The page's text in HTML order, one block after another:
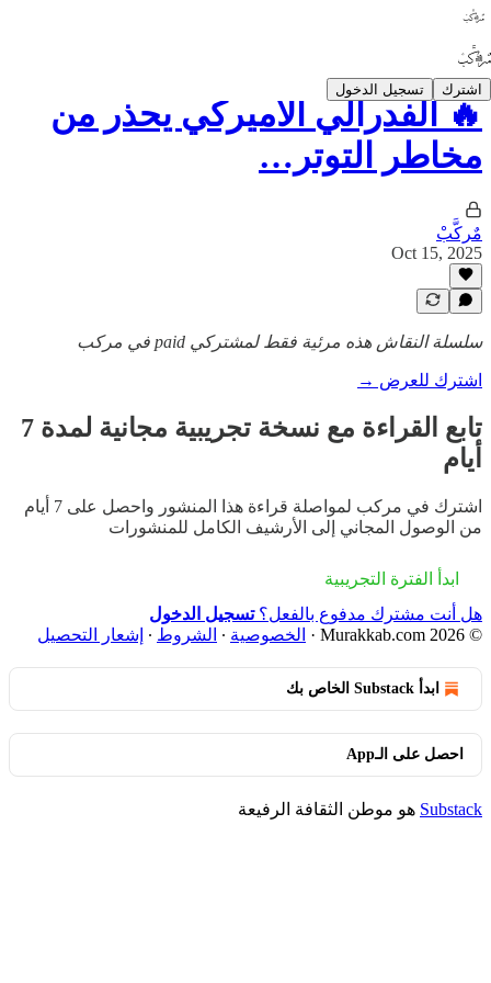
اشترك تسجيل الدخول
🔥 الفدرالي الأميركي يحذر من
مخاطر التوتر…
مٌركَّبْ
Oct 15, 2025
سلسلة النقاش هذه مرئية فقط لمشتركي paid في مركب
اشترك للعرض →
تابع القراءة مع نسخة تجريبية مجانية لمدة 7
أيام
اشترك في مركب
لمواصلة قراءة هذا المنشور واحصل على 7 أيام
من الوصول المجاني إلى الأرشيف الكامل للمنشورات
ابدأ الفترة التجريبية
هل أنت مشترك مدفوع بالفعل؟تسجيل الدخول
© 2026 Murakkab.com
· الخصوصية ∙ الشروط ∙ إشعار التحصيل
ابدأ Substack الخاص بك
احصل على الـApp
Substack هو موطن الثقافة الرفيعة